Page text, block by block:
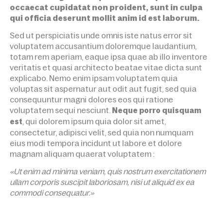
occaecat cupidatat non proident, sunt in culpa
qui officia deserunt mollit anim id est laborum.
Sed ut perspiciatis unde omnis iste natus error sit
voluptatem accusantium doloremque laudantium,
totam rem aperiam, eaque ipsa quae ab illo inventore
veritatis et quasi architecto beatae vitae dicta sunt
explicabo. Nemo enim ipsam voluptatem quia
voluptas sit aspernatur aut odit aut fugit, sed quia
consequuntur magni dolores eos qui ratione
voluptatem sequi nesciunt.
Neque porro quisquam
est , qui dolorem ipsum quia dolor sit amet,
consectetur, adipisci velit, sed quia non numquam
eius modi tempora incidunt ut labore et dolore
magnam aliquam quaerat voluptatem :
«Ut enim ad minima veniam, quis nostrum exercitationem
ullam corporis suscipit laboriosam, nisi ut aliquid ex ea
commodi consequatur.»